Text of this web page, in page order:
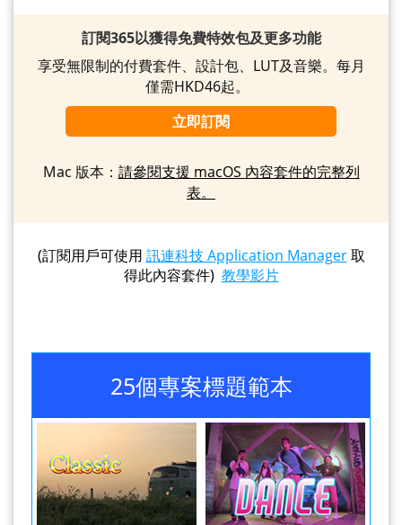
訂閱365以獲得免費特效包及更多功能
享受無限制的付費套件、設計包、LUT及音樂。每月
僅需HKD46起。
立即訂閱
Mac 版本： 請參閱支援 macOS 內容套件的完整列
表。
(訂閱用戶可使用 訊連科技 Application Manager取
得此內容套件) 教學影片
25個專案標題範本